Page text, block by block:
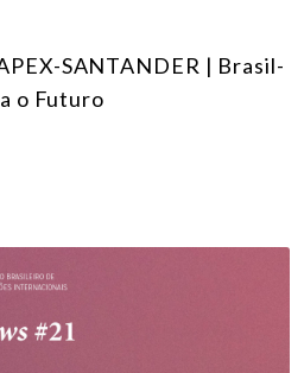
SANTANDER | Brasil-
o Futuro